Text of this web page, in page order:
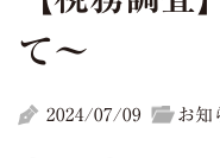
て～
2024/07/09 お知